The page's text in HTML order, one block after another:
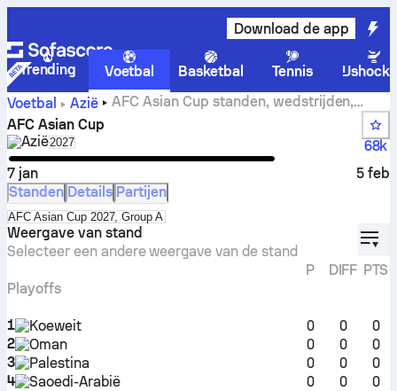
Download de app
Trending Voetbal Basketbal Tennis
Voetbal
Azië
AFC Asian Cup standen, wedstrijden,
resultaten en statistieken
AFC Asian Cup
AziëSelect season in unique tournament header
2027
68k
7 jan
5 feb
Standen Details Partijen
Select standings table in tournament standings
AFC Asian Cup 2027, Group A
Weergave van stand
Selecteer een andere weergave van de stand
P DIFF PTS
Playoffs
1 Koeweit 0 0
0
2
Oman 0 0
0
3
Palestina 0 0
0
4
Saoedi-Arabië 0 0 0